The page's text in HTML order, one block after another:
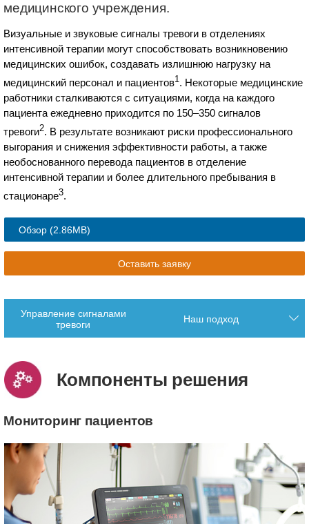
медицинского учреждения.
Визуальные и звуковые сигналы тревоги в отделениях
интенсивной терапии могут способствовать возникновению
медицинских ошибок, создавать излишнюю нагрузку на
медицинский персонал и пациентов1. Некоторые медицинские
работники сталкиваются с ситуациями, когда на каждого
пациента ежедневно приходится по 150–350 сигналов
тревоги2. В результате возникают риски профессионального
выгорания и снижения эффективности работы, а также
необоснованного перевода пациентов в отделение
интенсивной терапии и более длительного пребывания в
стационаре3.
Обзор (2.86MB)
Оставить заявку
Управление сигналами
тревоги
Наш подход
Компоненты решения
Мониторинг пациентов